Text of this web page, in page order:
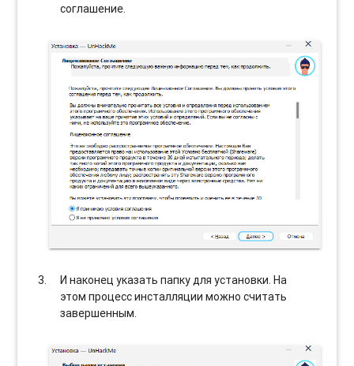
соглашение.
И наконец указать папку для установки. На
этом процесс инсталляции можно считать
завершенным.